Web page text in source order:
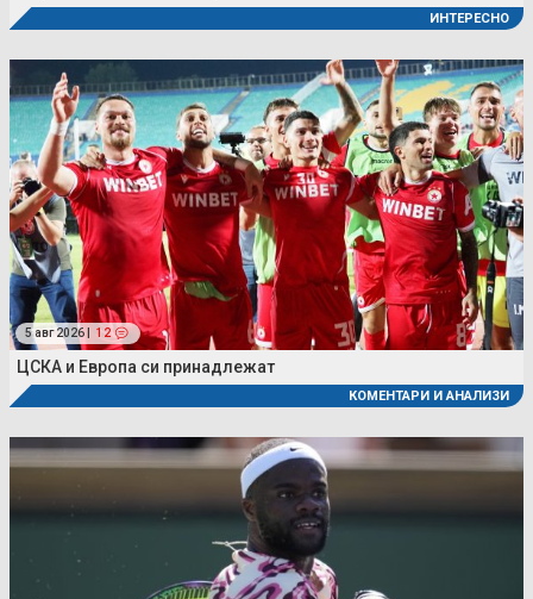
ИНТЕРЕСНО
5 авг 2026 | 12
ЦСКА и Европа си принадлежат
КОМЕНТАРИ И АНАЛИЗИ